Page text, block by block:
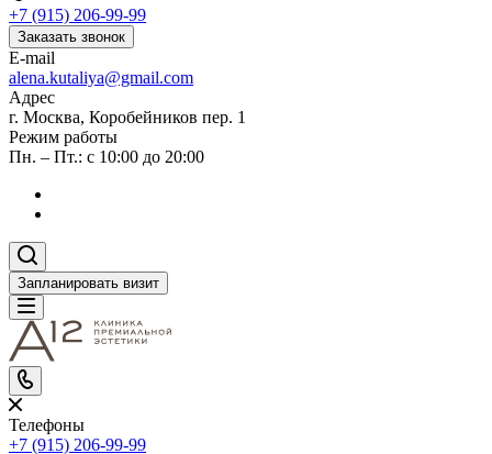
+7 (915) 206-99-99
Заказать звонок
E-mail
alena.kutaliya@gmail.com
Адрес
г. Москва, Коробейников пер. 1
Режим работы
Пн. – Пт.: с 10:00 до 20:00
Запланировать визит
Телефоны
+7 (915) 206-99-99